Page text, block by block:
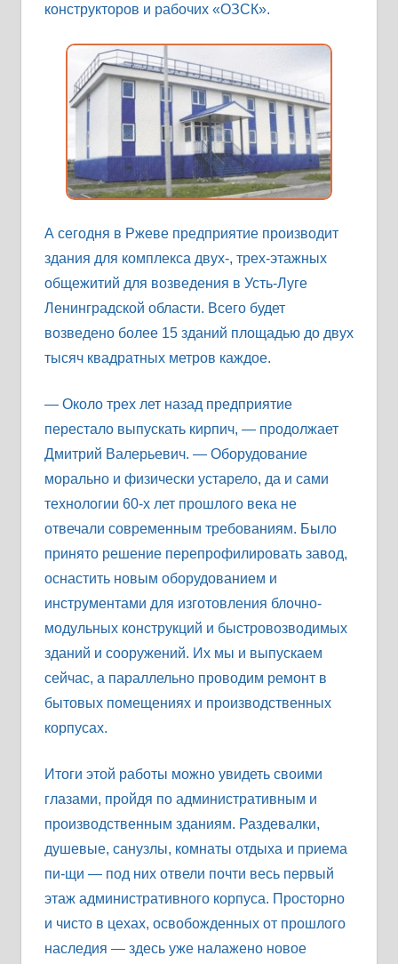
конструкторов и рабочих «ОЗСК».
А сегодня в Ржеве предприятие производит
здания для комплекса двух-, трех-этажных
общежитий для возведения в Усть-Луге
Ленинградской области. Всего будет
возведено более 15 зданий площадью до двух
тысяч квадратных метров каждое.
— Около трех лет назад предприятие
перестало выпускать кирпич, — продолжает
Дмитрий Валерьевич. — Оборудование
морально и физически устарело, да и сами
технологии 60-х лет прошлого века не
отвечали современным требованиям. Было
принято решение перепрофилировать завод,
оснастить новым оборудованием и
инструментами для изготовления блочно-
модульных конструкций и быстровозводимых
зданий и сооружений. Их мы и выпускаем
сейчас, а параллельно проводим ремонт в
бытовых помещениях и производственных
корпусах.
Итоги этой работы можно увидеть своими
глазами, пройдя по административным и
производственным зданиям. Раздевалки,
душевые, санузлы, комнаты отдыха и приема
пи-щи — под них отвели почти весь первый
этаж административного корпуса. Просторно
и чисто в цехах, освобожденных от прошлого
наследия — здесь уже налажено новое